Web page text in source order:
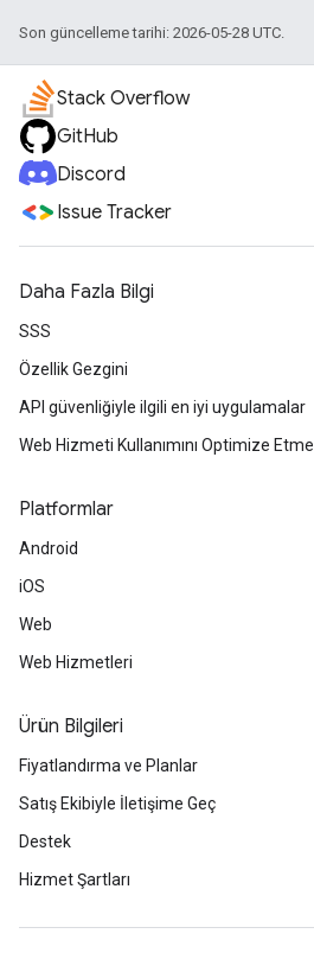
Son güncelleme tarihi: 2026-05-28 UTC.
Stack Overflow
GitHub
Discord
Issue Tracker
Daha Fazla Bilgi
SSS
Özellik Gezgini
API güvenliğiyle ilgili en iyi uygulamalar
Web Hizmeti Kullanımını Optimize Etme
Platformlar
Android
iOS
Web
Web Hizmetleri
Ürün Bilgileri
Fiyatlandırma ve Planlar
Satış Ekibiyle İletişime Geç
Destek
Hizmet Şartları